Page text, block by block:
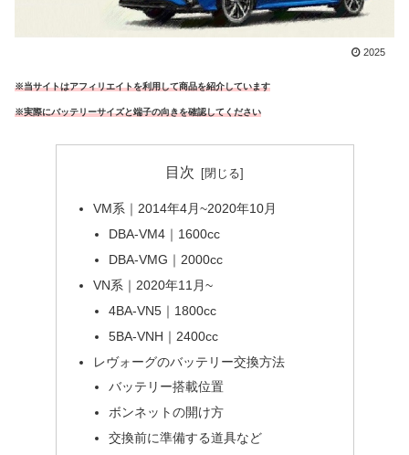
2025
※当サイトはアフィリエイトを利用して商品を紹介しています
※実際にバッテリーサイズと端子の向きを確認してください
目次
VM系｜2014年4月~2020年10月
DBA-VM4｜1600cc
DBA-VMG｜2000cc
VN系｜2020年11月~
4BA-VN5｜1800cc
5BA-VNH｜2400cc
レヴォーグのバッテリー交換方法
バッテリー搭載位置
ボンネットの開け方
交換前に準備する道具など